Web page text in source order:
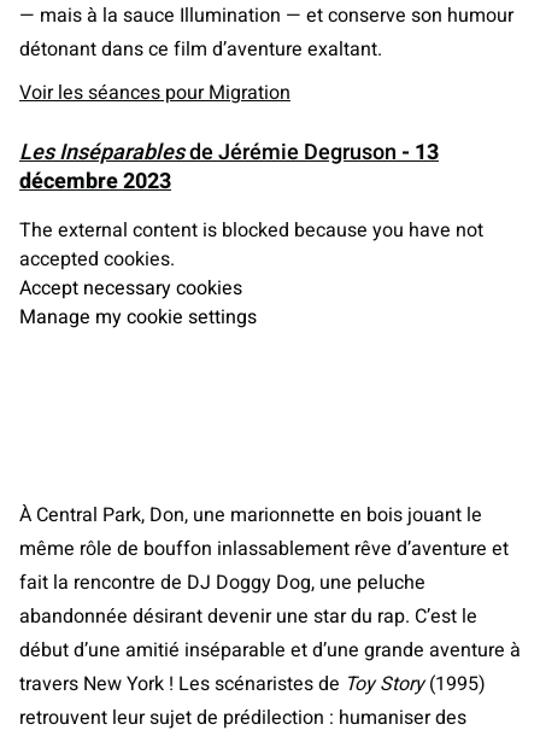
— mais à la sauce Illumination — et conserve son humour
détonant dans ce film d’aventure exaltant.
Voir les séances pour Migration
Les Inséparablesde Jérémie Degruson- 13
décembre 2023
The external content is blocked because you have not
accepted cookies.
Accept necessary cookies
Manage my cookie settings
À Central Park, Don, une marionnette en bois jouant le
même rôle de bouffon inlassablement rêve d’aventure et
fait la rencontre de DJ Doggy Dog, une peluche
abandonnée désirant devenir une star du rap. C’est le
début d’une amitié inséparable et d’une grande aventure à
travers New York ! Les scénaristes de Toy Story(1995)
retrouvent leur sujet de prédilection : humaniser des